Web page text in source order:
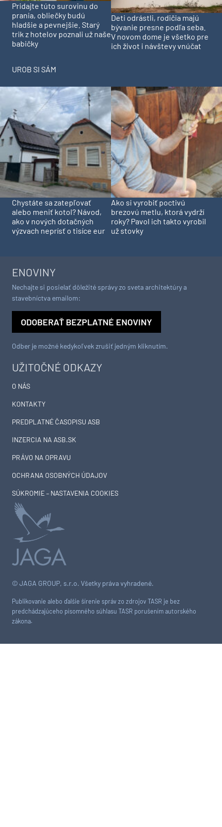
Pridajte túto surovinu do
prania, obliečky budú
hladšie a pevnejšie. Starý
trik z hotelov poznali už naše
babičky
Deti odrástli, rodičia majú
bývanie presne podľa seba.
V novom dome je všetko pre
ich život i návštevy vnúčat
UROB SI SÁM
Chystáte sa zatepľovať
alebo meniť kotol? Návod,
ako v nových dotačných
výzvach neprísť o tisíce eur
Ako si vyrobiť poctivú
brezovú metlu, ktorá vydrží
roky? Pavol ich takto vyrobil
už stovky
© JAGA GROUP, s.r.o. Všetky práva vyhradené.
Publikovanie alebo ďalšie šírenie správ zo zdrojov TASR je bez
predchádzajúceho písomného súhlasu TASR porušením autorského
zákona.
UŽITOČNÉ ODKAZY
O NÁS
KONTAKTY
PREDPLATNÉ ČASOPISU ASB
INZERCIA NA ASB.SK
PRÁVO NA OPRAVU
OCHRANA OSOBNÝCH ÚDAJOV
SÚKROMIE – NASTAVENIA COOKIES
ENOVINY
Nechajte si posielať dôležité správy zo sveta architektúry a
stavebníctva emailom:
ODOBERAŤ BEZPLATNÉ ENOVINY
Odber je možné kedykoľvek zrušiť jedným kliknutím.